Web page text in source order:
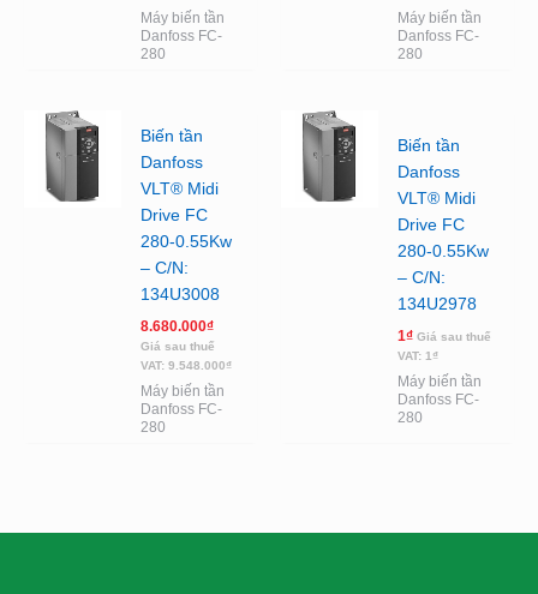
Máy biến tần
Danfoss FC-
280
Máy biến tần
Danfoss FC-
280
Biến tần
Danfoss
VLT® Midi
Drive FC
280-0.55Kw
– C/N:
134U3008
8.680.000₫
Giá sau thuế
VAT: 9.548.000₫
Máy biến tần
Danfoss FC-
280
Biến tần
Danfoss
VLT® Midi
Drive FC
280-0.55Kw
– C/N:
134U2978
1₫ Giá sau thuế
VAT: 1₫
Máy biến tần
Danfoss FC-
280